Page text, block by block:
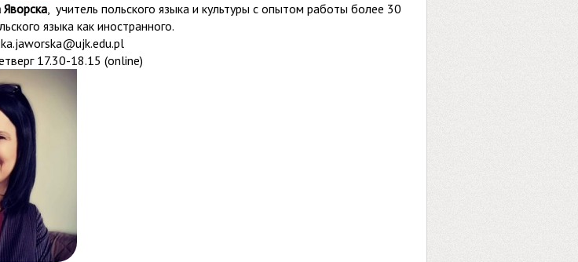
, учитель польского языка и культуры с опытом работы более 30
языка как иностранного.
17.30-18.15 (online)